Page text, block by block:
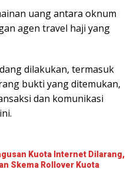
uang antara oknum
agen travel haji yang
dilakukan, termasuk
bukti yang ditemukan,
dan komunikasi
Kuota Internet Dilarang,
Skema Rollover Kuota